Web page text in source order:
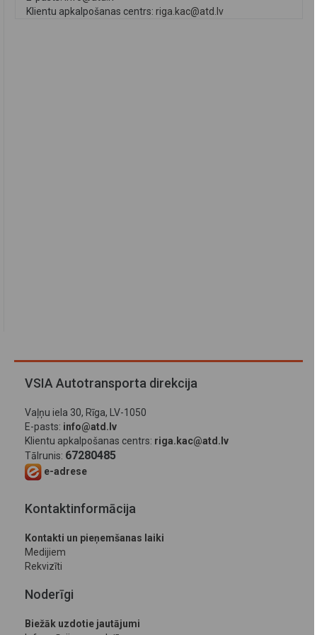
Klientu apkalpošanas centrs: riga.kac@atd.lv
VSIA Autotransporta direkcija
Vaļņu iela 30, Rīga, LV-1050
E-pasts: info@atd.lv
Klientu apkalpošanas centrs: riga.kac@atd.lv
Tālrunis: 67280485
e-adrese
Kontaktinformācija
Kontakti un pieņemšanas laiki
Medijiem
Rekvizīti
Noderīgi
Biežāk uzdotie jautājumi